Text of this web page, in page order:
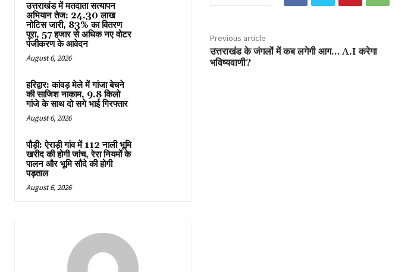
उत्तराखंड में मतदाता सत्यापन
अभियान तेज: 24.30 लाख
नोटिस जारी, 83% का वितरण
पूरा, 57 हजार से अधिक नए वोटर
पंजीकरण के आवेदन
August 6, 2026
हरिद्वार: कांवड़ मेले में गांजा बेचने
की साजिश नाकाम, 9.8 किलो
गांजे के साथ दो सगे भाई गिरफ्तार
August 6, 2026
पौड़ी: ऐराड़ी गांव में 112 नाली भूमि
खरीद की होगी जांच, रेरा नियमों के
पालन और भूमि सौदे की होगी
पड़ताल
August 6, 2026
Previous article
उत्तराखंड के जंगलों में कब लगेगी आग… A.I करेगा
भविष्यवाणी?